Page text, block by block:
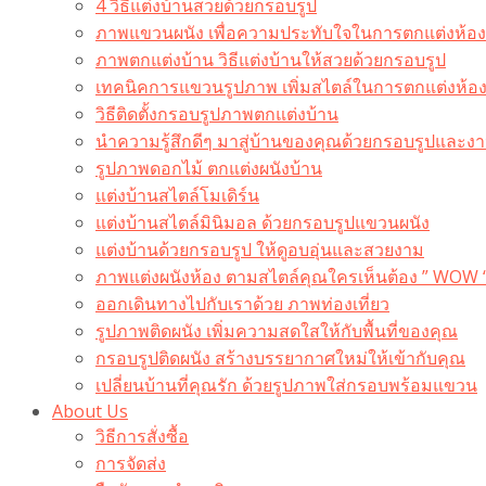
4 วิธีแต่งบ้านสวยด้วยกรอบรูป
ภาพแขวนผนัง เพื่อความประทับใจในการตกแต่งห้อง
ภาพตกแต่งบ้าน วิธีแต่งบ้านให้สวยด้วยกรอบรูป
เทคนิคการแขวนรูปภาพ เพิ่มสไตล์ในการตกแต่งห้อง
วิธีติดตั้งกรอบรูปภาพตกแต่งบ้าน
นำความรู้สึกดีๆ มาสู่บ้านของคุณด้วยกรอบรูปและง
รูปภาพดอกไม้ ตกแต่งผนังบ้าน
แต่งบ้านสไตล์โมเดิร์น
แต่งบ้านสไตล์มินิมอล ด้วยกรอบรูปแขวนผนัง
แต่งบ้านด้วยกรอบรูป ให้ดูอบอุ่นและสวยงาม
ภาพแต่งผนังห้อง ตามสไตล์คุณใครเห็นต้อง ” WOW
ออกเดินทางไปกับเราด้วย ภาพท่องเที่ยว
รูปภาพติดผนัง เพิ่มความสดใสให้กับพื้นที่ของคุณ
กรอบรูปติดผนัง สร้างบรรยากาศใหม่ให้เข้ากับคุณ
เปลี่ยนบ้านที่คุณรัก ด้วยรูปภาพใส่กรอบพร้อมแขวน​
About Us
วิธีการสั่งซื้อ
การจัดส่ง